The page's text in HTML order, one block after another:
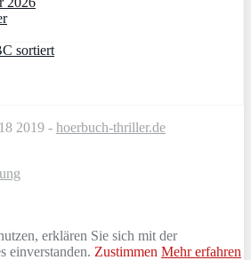
sortiert
2019 - hoerbuch-thriller.de
erklären Sie sich mit der
einverstanden. Zustimmen Mehr erfahren